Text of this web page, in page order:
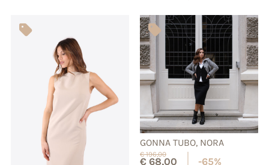
GONNA TUBO, NORA
€196,00
€68,00 -65%